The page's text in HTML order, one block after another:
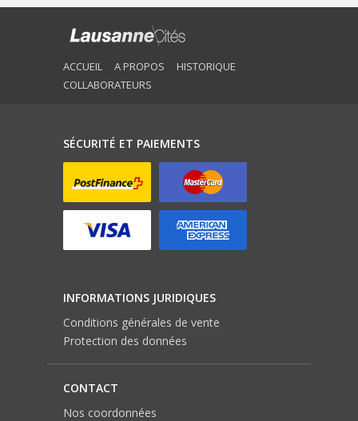
ACCUEIL A PROPOS
HISTORIQUE
COLLABORATEURS
SÉCURITÉ ET PAIEMENTS
INFORMATIONS JURIDIQUES
Conditions générales de vente
Protection des données
CONTACT
Nos coordonnées